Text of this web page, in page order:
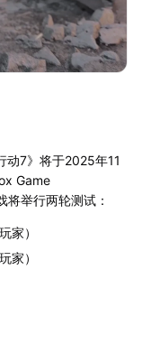
动7》将于2025年11
Game
将举行两轮测试：
家）
家）